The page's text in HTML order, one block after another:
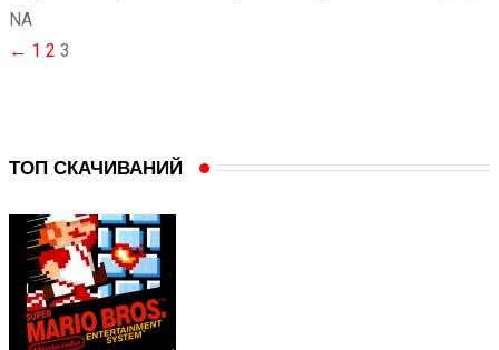
NA
Пагинация
← 1 2 3
ТОП СКАЧИВАНИЙ